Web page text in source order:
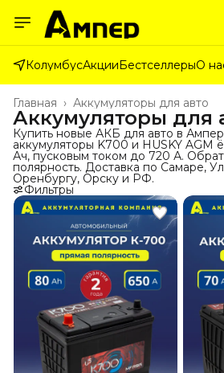
КолумбусАкцииБестселлерыО
Аккумуляторы для авто
Главная ›
Аккумуляторы для
Купить новые АКБ для авто в
аккумуляторы K700 и HUSKY AGM
Ач, пусковым током до 720 А.
полярность. Доставка по Самаре,
Оренбургу, Орску и РФ.
Фильтры